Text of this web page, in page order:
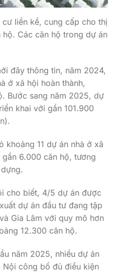
liền kề, cung cấp cho thị
hộ. Các căn hộ trong dự án
đây thông tin, năm 2024,
ở xã hội hoàn thành,
Bước sang năm 2025, dự
khai với gần 101.900
khoảng 11 dự án nhà ở xã
6.000 căn hộ, tương
cho biết, 4/5 dự án được
dự án đầu tư đang tập
Gia Lâm với quy mô hơn
12.300 căn hộ.
năm 2025, nhiều dự án
Nội công bố đủ điều kiện